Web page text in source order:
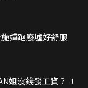
嬅跑廢墟好舒服
姐沒錢發工資？ ！